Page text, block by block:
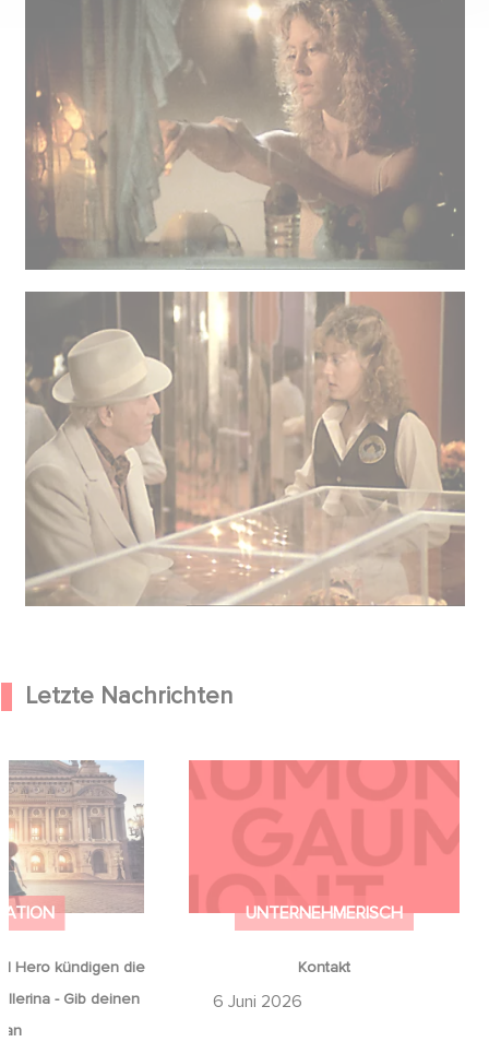
Letzte Nachrichten
Hero kündigen die
- Gib deinen
an
Hero kündigen
Ballerina - Gib
auf an
UNTERNEHMERISCH
Kontakt
6 Juni 2026